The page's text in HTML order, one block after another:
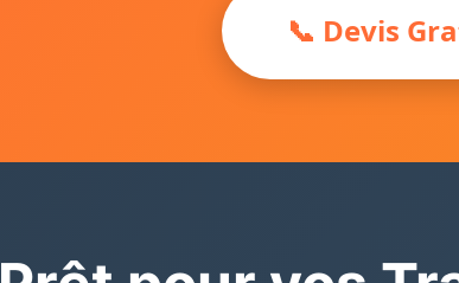
📞 Devis